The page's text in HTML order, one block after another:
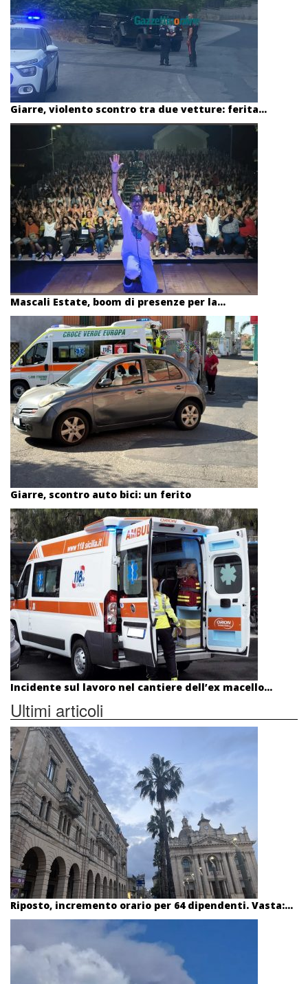
Giarre, violento scontro tra due vetture: ferita...
Mascali Estate, boom di presenze per la...
Giarre, scontro auto bici: un ferito
Incidente sul lavoro nel cantiere dell’ex macello...
Ultimi articoli
Riposto, incremento orario per 64 dipendenti. Vasta:...